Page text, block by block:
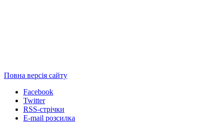
Повна версія сайту
Facebook
Twitter
RSS-стрічки
E-mail розсилка